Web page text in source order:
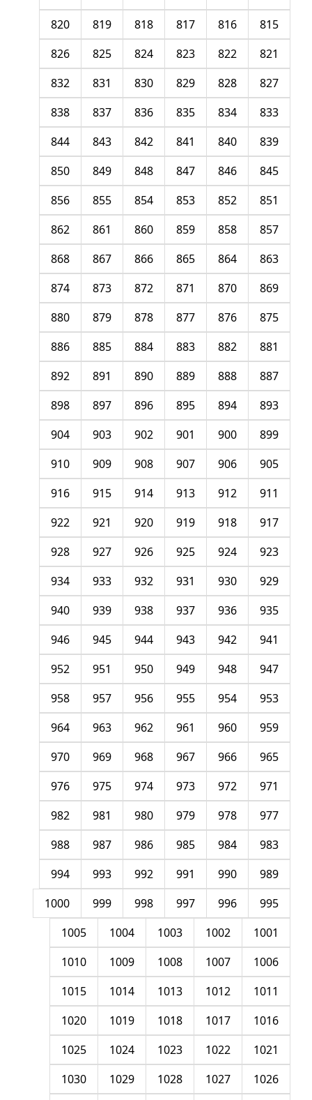
815
816
817
818
819
820
821
822
823
824
825
826
827
828
829
830
831
832
833
834
835
836
837
838
839
840
841
842
843
844
845
846
847
848
849
850
851
852
853
854
855
856
857
858
859
860
861
862
863
864
865
866
867
868
869
870
871
872
873
874
875
876
877
878
879
880
881
882
883
884
885
886
887
888
889
890
891
892
893
894
895
896
897
898
899
900
901
902
903
904
905
906
907
908
909
910
911
912
913
914
915
916
917
918
919
920
921
922
923
924
925
926
927
928
929
930
931
932
933
934
935
936
937
938
939
940
941
942
943
944
945
946
947
948
949
950
951
952
953
954
955
956
957
958
959
960
961
962
963
964
965
966
967
968
969
970
971
972
973
974
975
976
977
978
979
980
981
982
983
984
985
986
987
988
989
990
991
992
993
994
995
996
997
998
999
1000
1001
1002
1003
1004
1005
1006
1007
1008
1009
1010
1011
1012
1013
1014
1015
1016
1017
1018
1019
1020
1021
1022
1023
1024
1025
1026
1027
1028
1029
1030